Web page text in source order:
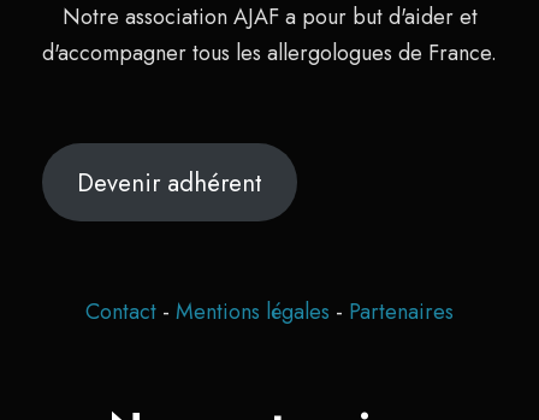
Notre association AJAF a pour but d'aider et
d'accompagner tous les allergologues de France.
Devenir adhérent
Contact - Mentions légales - Partenaires